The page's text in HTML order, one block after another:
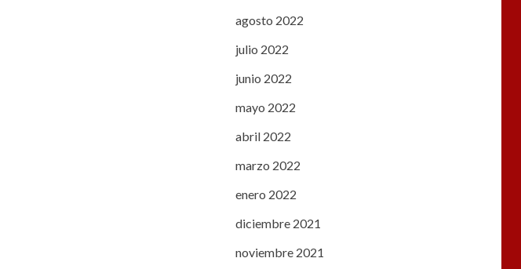
agosto 2022
julio 2022
junio 2022
mayo 2022
abril 2022
marzo 2022
enero 2022
diciembre 2021
noviembre 2021